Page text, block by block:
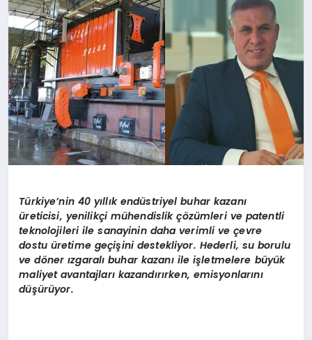
Türkiye’nin 40 yıllık endüstriyel buhar kazanı
üreticisi, yenilikçi mühendislik çözümleri ve patentli
teknolojileri ile sanayinin daha verimli ve çevre
dostu üretime geçişini destekliyor. Hederli, su borulu
ve döner ızgaralı buhar kazanı ile işletmelere büyük
maliyet avantajları kazandırırken, emisyonlarını
düşürüyor.